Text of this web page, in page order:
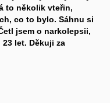
to několik vteřin,
co to bylo. Sáhnu si
jsem o narkolepsii,
let. Děkuji za